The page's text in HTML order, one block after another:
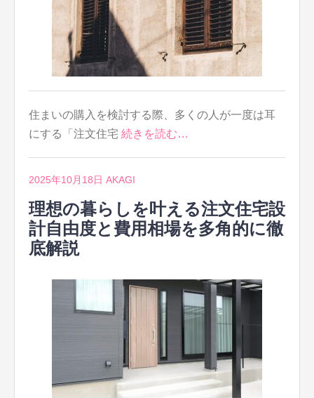
住まいの購入を検討する際、多くの人が一度は耳
にする「注文住宅 続きを読む…
2025年10月18日 AKAGI
理想の暮らしを叶える注文住宅設
計自由度と費用相場を多角的に徹
底解説